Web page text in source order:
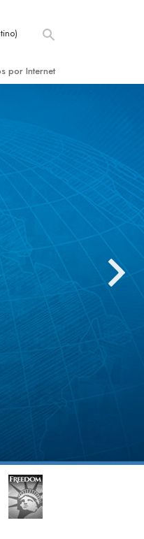
por Internet
Peligroso
Lesiones
Laboral